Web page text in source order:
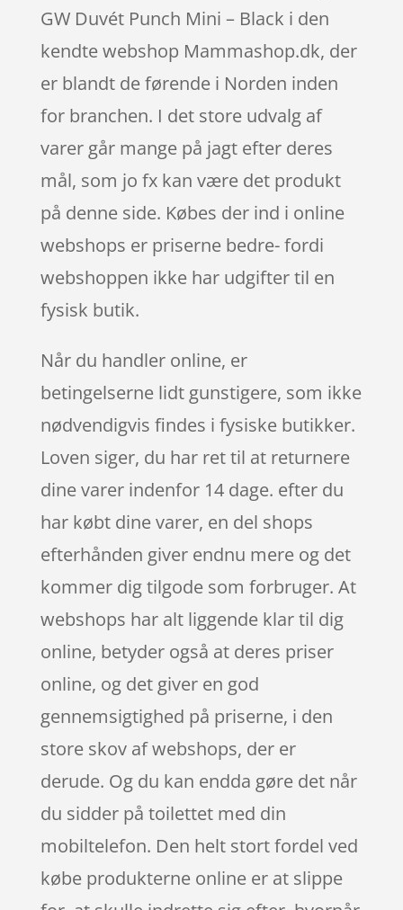
GW Duvét Punch Mini – Black i den
kendte webshop Mammashop.dk, der
er blandt de førende i Norden inden
for branchen. I det store udvalg af
varer går mange på jagt efter deres
mål, som jo fx kan være det produkt
på denne side. Købes der ind i online
webshops er priserne bedre- fordi
webshoppen ikke har udgifter til en
fysisk butik.
Når du handler online, er
betingelserne lidt gunstigere, som ikke
nødvendigvis findes i fysiske butikker.
Loven siger, du har ret til at returnere
dine varer indenfor 14 dage. efter du
har købt dine varer, en del shops
efterhånden giver endnu mere og det
kommer dig tilgode som forbruger. At
webshops har alt liggende klar til dig
online, betyder også at deres priser
online, og det giver en god
gennemsigtighed på priserne, i den
store skov af webshops, der er
derude. Og du kan endda gøre det når
du sidder på toilettet med din
mobiltelefon. Den helt stort fordel ved
købe produkterne online er at slippe